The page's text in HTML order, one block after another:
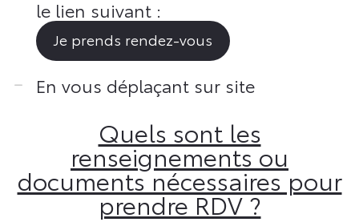
le lien suivant :
Je prends rendez-vous
En vous déplaçant sur site
Quels sont les
renseignements ou
documents nécessaires pour
prendre RDV ?